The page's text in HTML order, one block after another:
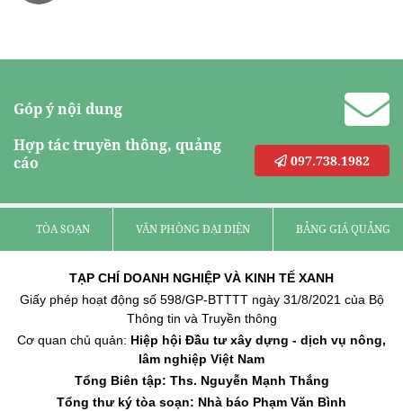
Góp ý nội dung
Hợp tác truyền thông, quảng
cáo
097.738.1982
TÒA SOẠN VĂN PHÒNG ĐẠI DIỆN BẢNG GIÁ QUẢNG
TẠP CHÍ DOANH NGHIỆP VÀ KINH TẾ XANH
Giấy phép hoạt động số 598/GP-BTTTT ngày 31/8/2021 của Bộ
Thông tin và Truyền thông
Cơ quan chủ quản: Hiệp hội Đầu tư xây dựng - dịch vụ nông,
lâm nghiệp Việt Nam
Tổng Biên tập: Ths. Nguyễn Mạnh Thắng
Tổng thư ký tòa soạn: Nhà báo Phạm Văn Bình